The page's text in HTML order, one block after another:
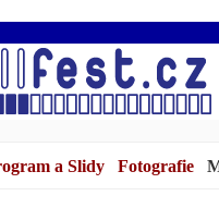
a Slidy Fotografie